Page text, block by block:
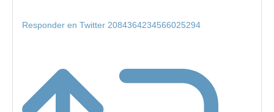
Responder en Twitter 2084364234566025294